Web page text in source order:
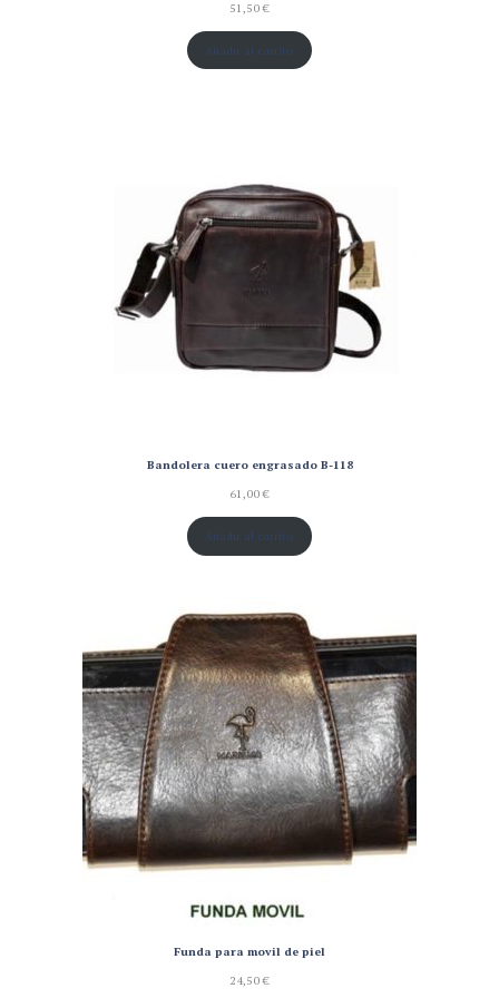
51,50€
Añadir al carrito
Bandolera cuero engrasado B-118
61,00€
Añadir al carrito
Funda para movil de piel
24,50€